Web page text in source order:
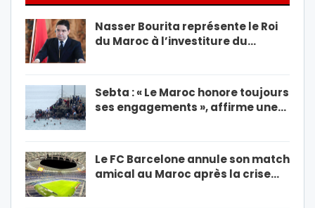
Nasser Bourita représente le Roi
du Maroc à l’investiture du…
Sebta : « Le Maroc honore toujours
ses engagements », affirme une…
Le FC Barcelone annule son match
amical au Maroc après la crise…